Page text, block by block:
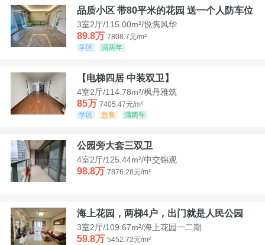
品质小区 带80平米的花园 送一个人防车位
3室2厅/115.00m²/悦隽风华
89.8万 7808.7元/m²
学区
满两年
【电梯四居 中装双卫】
4室2厅/114.78m²/枫丹雅筑
85万 7405.47元/m²
学区
急售 满两年
公园旁大套三双卫
4室2厅/125.44m²/中交锦观
98.8万 7876.28元/m²
海上花园，两梯4户，出门就是人民公园
3室2厅/109.67m²/海上花园一二期
59.8万 5452.72元/m²